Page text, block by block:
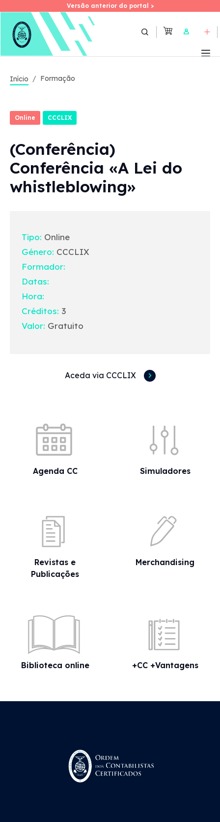
Skip
Versão anterior do portal >
Versão anterior do portal >
User
Início Formação
Online CCCLIX
(Conferência)
Conferência «A Lei do
whistleblowing»
Tipo: Online
Género: CCCLIX
Formador:
Datas:
Hora:
Créditos: 3
Valor: Gratuito
Aceda via CCCLIX
Agenda CC Simuladores
Revistas e
Publicações
Merchandising
Biblioteca online +CC +Vantagens